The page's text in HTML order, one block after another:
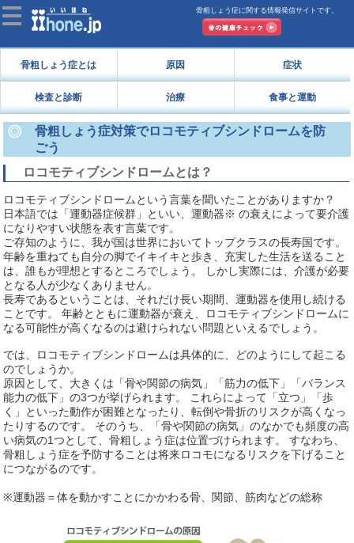
骨粗しょう症に関する情報発信サイトです。
骨粗しょう症とは 原因 症状
検査と診断 治療 食事と運動
骨粗しょう症対策でロコモティブシンドロームを防
ごう
ロコモティブシンドロームとは？
ロコモティブシンドロームという言葉を聞いたことがありますか？
日本語では「運動器症候群」といい、運動器※ の衰えによって要介護
になりやすい状態を表す言葉です。
ご存知のように、我が国は世界においてトップクラスの長寿国です。
年齢を重ねても自分の脚でイキイキと歩き、充実した生活を送ること
は、誰もが理想とするところでしょう。 しかし実際には、介護が必要
となる人が少なくありません。
長寿であるということは、それだけ長い期間、運動器を使用し続ける
ことです。 年齢とともに運動器が衰え、ロコモティブシンドロームに
なる可能性が高くなるのは避けられない問題といえるでしょう。
では、ロコモティブシンドロームは具体的に、どのようにして起こる
のでしょうか。
原因として、大きくは「骨や関節の病気」「筋力の低下」「バランス
能力の低下」の3つが挙げられます。 これらによって「立つ」「歩
く」といった動作が困難となったり、転倒や骨折のリスクが高くなっ
たりするのです。 そのうち、「骨や関節の病気」のなかでも頻度の高
い病気の1つとして、骨粗しょう症は位置づけられます。 すなわち、
骨粗しょう症を予防することは将来ロコモになるリスクを下げること
につながるのです。
※運動器＝体を動かすことにかかわる骨、関節、筋肉などの総称